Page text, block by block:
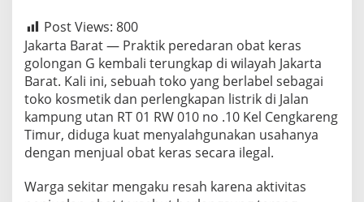
Post Views: 800
Jakarta Barat — Praktik peredaran obat keras
golongan G kembali terungkap di wilayah Jakarta
Barat. Kali ini, sebuah toko yang berlabel sebagai
toko kosmetik dan perlengkapan listrik di Jalan
kampung utan RT 01 RW 010 no .10 Kel Cengkareng
Timur, diduga kuat menyalahgunakan usahanya
dengan menjual obat keras secara ilegal.
Warga sekitar mengaku resah karena aktivitas